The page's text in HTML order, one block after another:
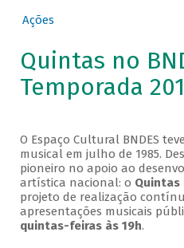
Ações
Quintas no
Temporada
O Espaço Cultural BNDES
musical em julho de 1985.
pioneiro no apoio ao
artística nacional: o Quintas
projeto de realização
apresentações musicais
quintas-feiras às 19h.